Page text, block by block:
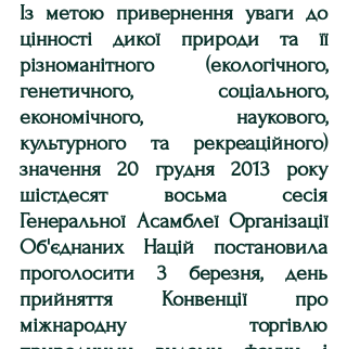
Із метою привернення уваги до
цінності дикої природи та її
різноманітного (екологічного,
генетичного, соціального,
економічного, наукового,
культурного та рекреаційного)
значення 20 грудня 2013 року
шістдесят восьма сесія
Генеральної Асамблеї Організації
Об'єднаних Націй постановила
проголосити 3 березня, день
прийняття Конвенції про
міжнародну торгівлю